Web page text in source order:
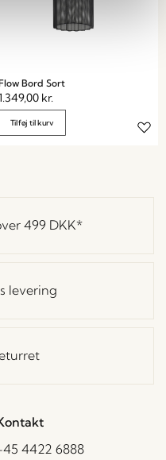
Bord Sort
kr.
Tilføj til kurv
499 DKK*
levering
4422 6888